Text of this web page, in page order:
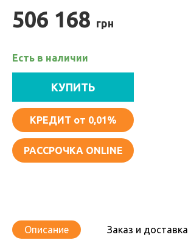
506 168 грн
Есть в наличии
КУПИТЬ
КРЕДИТ от 0,01%
РАССРОЧКА ONLINE
Описание
Заказ и доставка